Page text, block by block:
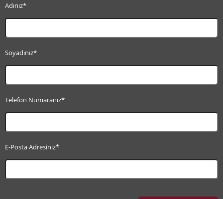
Adınız*
Soyadınız*
Telefon Numaranız*
E-Posta Adresiniz*